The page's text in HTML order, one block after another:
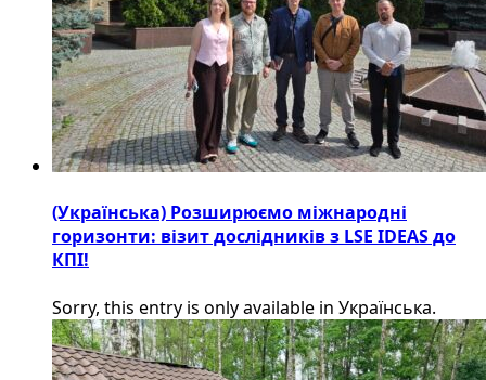
(Українська) Розширюємо міжнародні
горизонти: візит дослідників з LSE IDEAS до
КПІ!
Sorry, this entry is only available in Українська.